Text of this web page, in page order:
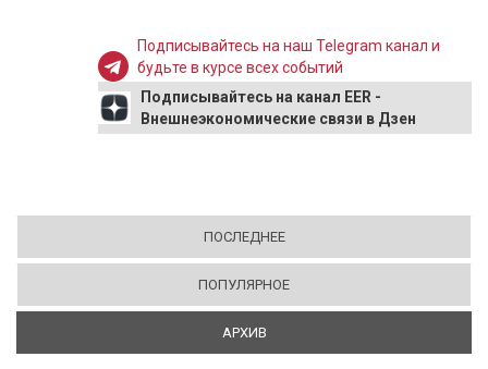
Подписывайтесь на наш Telegram канал и
будьте в курсе всех событий
Подписывайтесь на канал EER -
Внешнеэкономические связи в Дзен
ПОСЛЕДНЕЕ
ПОПУЛЯРНОЕ
АРХИВ